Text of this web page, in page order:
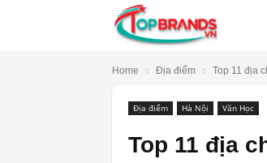
Home Địa điểm Top 11 địa
Địa điểm Hà Nội Văn Học
Top 11 địa